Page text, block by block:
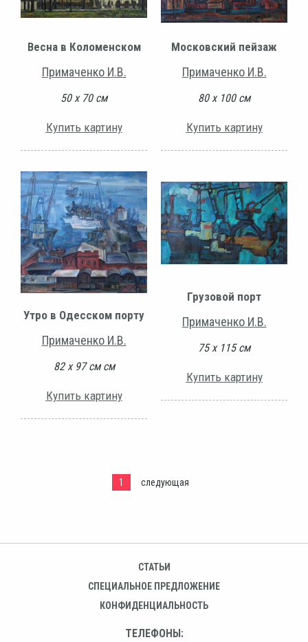
Весна в Коломенском
Примаченко И.В.
50 х 70 см
Купить картину
Московский пейзаж
Примаченко И.В.
80 х 100 см
Купить картину
Утро в Одесском порту
Примаченко И.В.
82 х 97 см см
Купить картину
Грузовой порт
Примаченко И.В.
75 х 115 см
Купить картину
1 следующая
СТАТЬИ
СПЕЦИАЛЬНОЕ ПРЕДЛОЖЕНИЕ
КОНФИДЕНЦИАЛЬНОСТЬ
ТЕЛЕФОНЫ: